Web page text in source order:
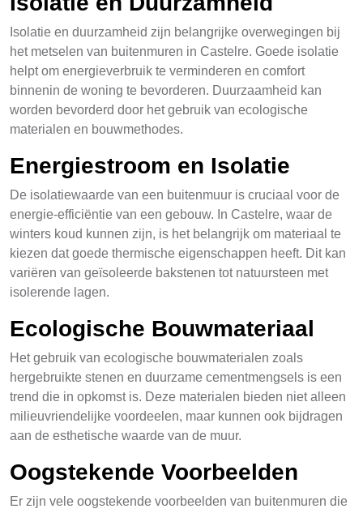
Isolatie en duurzamheid zijn belangrijke overwegingen bij
het metselen van buitenmuren in Castelre. Goede isolatie
helpt om energieverbruik te verminderen en comfort
binnenin de woning te bevorderen. Duurzaamheid kan
worden bevorderd door het gebruik van ecologische
materialen en bouwmethodes.
Energiestroom en Isolatie
De isolatiewaarde van een buitenmuur is cruciaal voor de
energie-efficiëntie van een gebouw. In Castelre, waar de
winters koud kunnen zijn, is het belangrijk om materiaal te
kiezen dat goede thermische eigenschappen heeft. Dit kan
variëren van geïsoleerde bakstenen tot natuursteen met
isolerende lagen.
Ecologische Bouwmateriaal
Het gebruik van ecologische bouwmaterialen zoals
hergebruikte stenen en duurzame cementmengsels is een
trend die in opkomst is. Deze materialen bieden niet alleen
milieuvriendelijke voordeelen, maar kunnen ook bijdragen
aan de esthetische waarde van de muur.
Oogstekende Voorbeelden
Er zijn vele oogstekende voorbeelden van buitenmuren die